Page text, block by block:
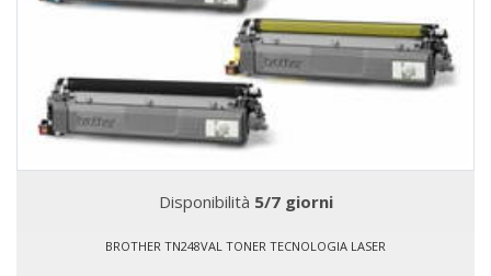
Disponibilità 5/7 giorni
BROTHER TN248VAL TONER TECNOLOGIA LASER